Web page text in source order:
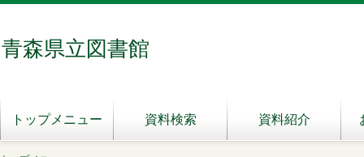
青森県立図書館
トップメニュー 資料検索 資料紹介